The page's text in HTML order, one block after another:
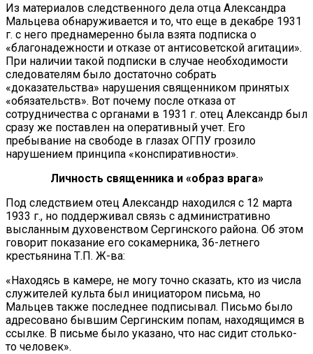
Из материалов следственного дела отца Александра
Мальцева обнаруживается и то, что еще в декабре 1931
г. с него преднамеренно была взята подписка о
«благонадежности и отказе от антисоветской агитации».
При наличии такой подписки в случае необходимости
следователям было достаточно собрать
«доказательства» нарушения священником принятых
«обязательств». Вот почему после отказа от
сотрудничества с органами в 1931 г. отец Александр был
сразу же поставлен на оперативный учет. Его
пребывание на свободе в глазах ОГПУ грозило
нарушением принципа «конспиративности».
Личность священника и «образ врага»
Под следствием отец Александр находился с 12 марта
1933 г., но поддерживал связь с административно
высланным духовенством Сергинского района. Об этом
говорит показание его сокамерника, 36-летнего
крестьянина Т.П. Ж-ва:
«Находясь в камере, не могу точно сказать, кто из числа
служителей культа был инициатором письма, но
Мальцев также последнее подписывал. Письмо было
адресовано бывшим Сергинским попам, находящимся в
ссылке. В письме было указано, что нас сидит столько-
то человек».